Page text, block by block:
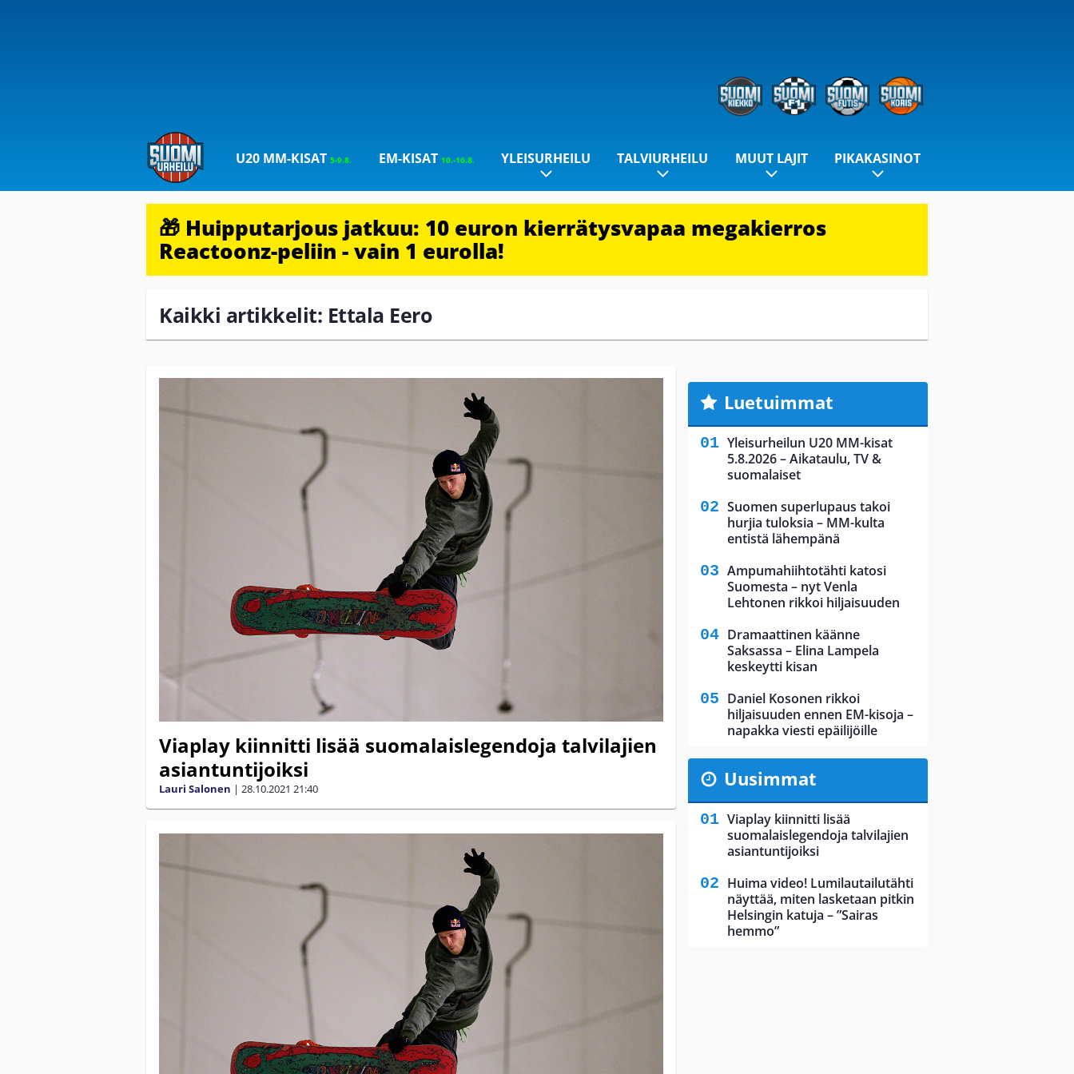
U20 MM-KISAT5-9.8. EM-KISAT 10.-16.8. YLEISURHEILU TALVIURHEILU MUUT LAJIT PIKAKASINOT
🎁 Huipputarjous jatkuu: 10 euron kierrätysvapaa megakierros
Reactoonz-peliin - vain 1 eurolla!
Kaikki artikkelit: Ettala Eero
Viaplay kiinnitti lisää suomalaislegendoja talvilajien
asiantuntijoiksi
Lauri Salonen | 28.10.2021 21:40
Luetuimmat
Yleisurheilun U20 MM-kisat
5.8.2026 – Aikataulu, TV &
suomalaiset
Suomen superlupaus takoi
hurjia tuloksia – MM-kulta
entistä lähempänä
Ampumahiihtotähti katosi
Suomesta – nyt Venla
Lehtonen rikkoi hiljaisuuden
Dramaattinen käänne
Saksassa – Elina Lampela
keskeytti kisan
Daniel Kosonen rikkoi
hiljaisuuden ennen EM-kisoja –
napakka viesti epäilijöille
Uusimmat
Viaplay kiinnitti lisää
suomalaislegendoja talvilajien
asiantuntijoiksi
Huima video! Lumilautailutähti
näyttää, miten lasketaan pitkin
Helsingin katuja – ”Sairas
hemmo”